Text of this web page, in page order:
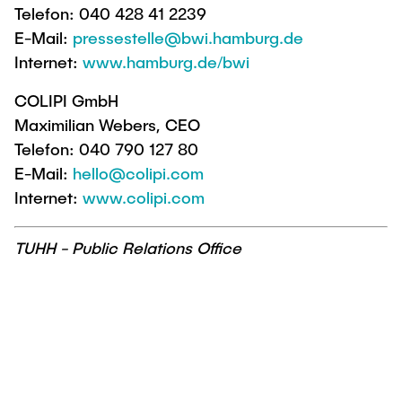
Telefon: 040 428 41 2239
E-Mail: pressestelle@bwi.hamburg.de
Internet: www.hamburg.de/bwi
COLIPI GmbH
Maximilian Webers, CEO
Telefon: 040 790 127 80
E-Mail: hello@colipi.com
Internet: www.colipi.com
TUHH - Public Relations Office